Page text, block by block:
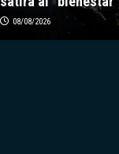
08/08/2026